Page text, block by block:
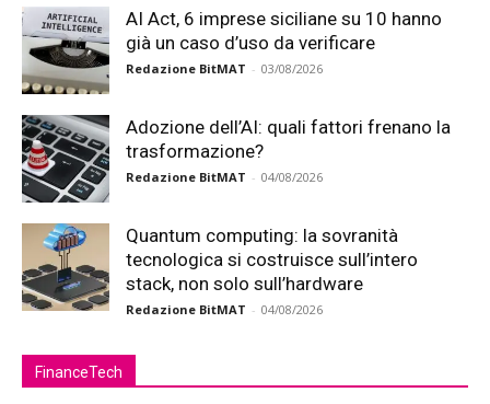
AI Act, 6 imprese siciliane su 10 hanno
già un caso d’uso da verificare
Redazione BitMAT - 03/08/2026
Adozione dell’AI: quali fattori frenano la
trasformazione?
Redazione BitMAT - 04/08/2026
Quantum computing: la sovranità
tecnologica si costruisce sull’intero
stack, non solo sull’hardware
Redazione BitMAT - 04/08/2026
FinanceTech